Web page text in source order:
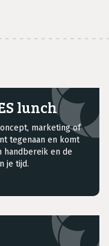
lunch
marketing of
tegenaan en komt
handbereik en de
je tijd.